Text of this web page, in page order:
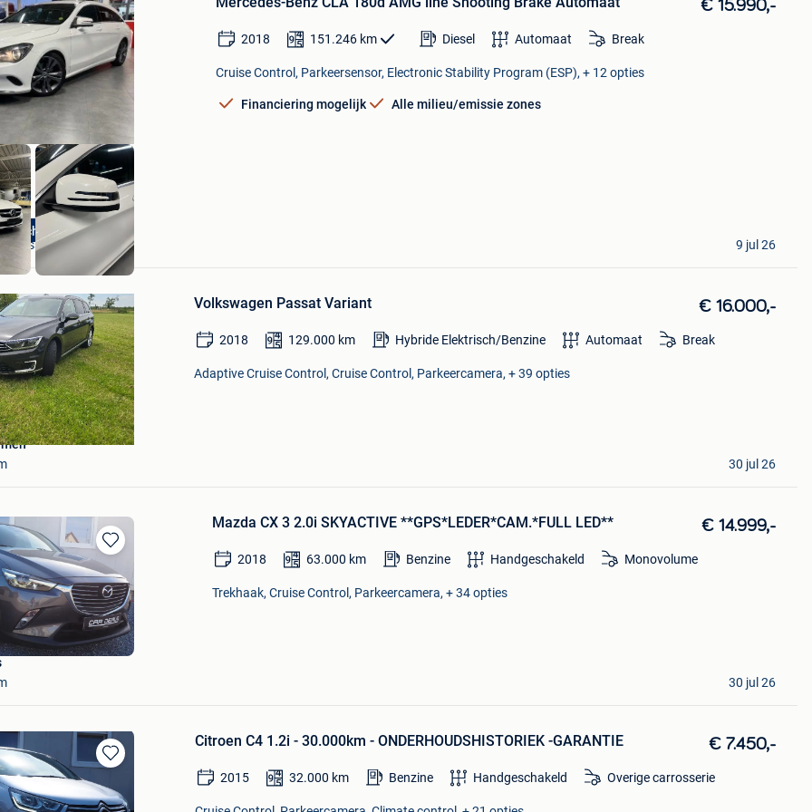
Mijn
Favorieten
klant
€ 15.990,-
2018 151.246 km Diesel Automaat Break
Cruise Control, Parkeersensor, Electronic Stability Program (ESP), + 12 opties
Financiering mogelijk Alle milieu/emissie zones
Cremers
9 jul 26
Bewaren
Mijn
Favorieten
Volkswagen Passat Variant € 16.000,-
2018 129.000 km Hybride Elektrisch/Benzine Automaat Break
Adaptive Cruise Control, Cruise Control, Parkeercamera, + 39 opties
30 jul 26
Bewaren
in
Mijn
Favorieten
Mazda CX 3 2.0i SKYACTIVE **GPS*LEDER*CAM.*FULL LED** € 14.999,-
2018 63.000 km Benzine Handgeschakeld Monovolume
Trekhaak, Cruise Control, Parkeercamera, + 34 opties
30 jul 26
Bewaren
in
Mijn
Citroen C4 1.2i - 30.000km - ONDERHOUDSHISTORIEK -GARANTIE € 7.450,-
2015 32.000 km Benzine Handgeschakeld Overige carrosserie